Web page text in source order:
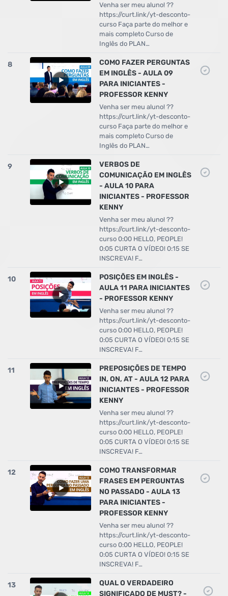
Venha ser meu aluno! ??
https://curt.link/yt-desconto-
curso Faça parte do melhor e
mais completo Curso de
Inglês do PLAN…
8
COMO FAZER PERGUNTAS
EM INGLÊS - AULA 09
PARA INICIANTES -
PROFESSOR KENNY
Venha ser meu aluno! ??
https://curt.link/yt-desconto-
curso Faça parte do melhor e
mais completo Curso de
Inglês do PLAN…
9
VERBOS DE
COMUNICAÇÃO EM INGLÊS
- AULA 10 PARA
INICIANTES - PROFESSOR
KENNY
Venha ser meu aluno! ??
https://curt.link/yt-desconto-
curso 0:00 HELLO, PEOPLE!
0:05 CURTA O VÍDEO! 0:15 SE
INSCREVA! F…
10
POSIÇÕES EM INGLÊS -
AULA 11 PARA INICIANTES
- PROFESSOR KENNY
Venha ser meu aluno! ??
https://curt.link/yt-desconto-
curso 0:00 HELLO, PEOPLE!
0:05 CURTA O VÍDEO! 0:15 SE
INSCREVA! F…
11
PREPOSIÇÕES DE TEMPO
IN, ON, AT - AULA 12 PARA
INICIANTES - PROFESSOR
KENNY
Venha ser meu aluno! ??
https://curt.link/yt-desconto-
curso 0:00 HELLO, PEOPLE!
0:05 CURTA O VÍDEO! 0:15 SE
INSCREVA! F…
12
COMO TRANSFORMAR
FRASES EM PERGUNTAS
NO PASSADO - AULA 13
PARA INICIANTES -
PROFESSOR KENNY
Venha ser meu aluno! ??
https://curt.link/yt-desconto-
curso 0:00 HELLO, PEOPLE!
0:05 CURTA O VÍDEO! 0:15 SE
INSCREVA! F…
13
QUAL O VERDADEIRO
SIGNIFICADO DE MUST? -